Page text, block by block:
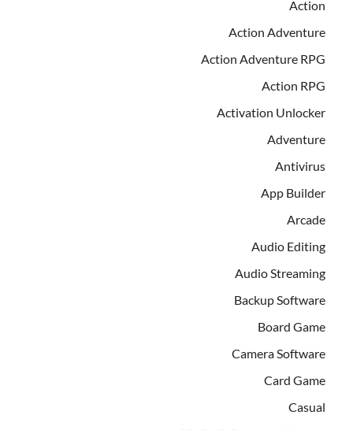
Action
Action Adventure
Action Adventure RPG
Action RPG
Activation Unlocker
Adventure
Antivirus
App Builder
Arcade
Audio Editing
Audio Streaming
Backup Software
Board Game
Camera Software
Card Game
Casual